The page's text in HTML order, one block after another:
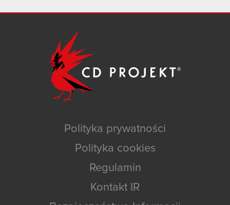
Polityka prywatności
Polityka cookies
Regulamin
Kontakt IR